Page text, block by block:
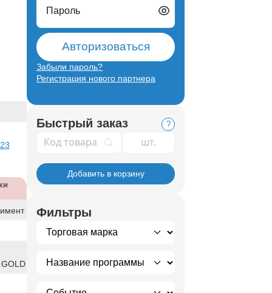
Пароль
Авторизоваться
Забыли пароль?
Регистрация нового партнера
Быстрый заказ ?
Код товара
Добавить в корзину
Фильтры